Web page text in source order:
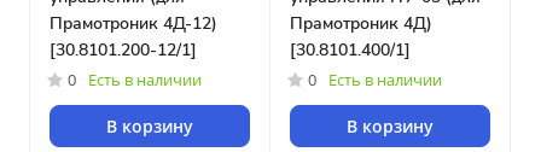
Прамотроник 4Д-12)
[30.8101.200-12/1]
0 Есть в наличии
В корзину
Прамотроник 4Д)
[30.8101.400/1]
0 Есть в наличии
В корзину